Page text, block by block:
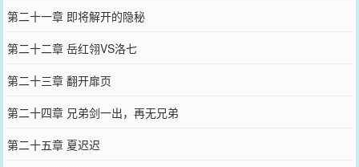
第二十一章 即将解开的隐秘
第二十二章 岳红翎VS洛七
第二十三章 翻开扉页
第二十四章 兄弟剑一出，再无兄弟
第二十五章 夏迟迟